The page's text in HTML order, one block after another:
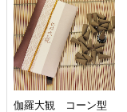
伽羅大観 コーン型